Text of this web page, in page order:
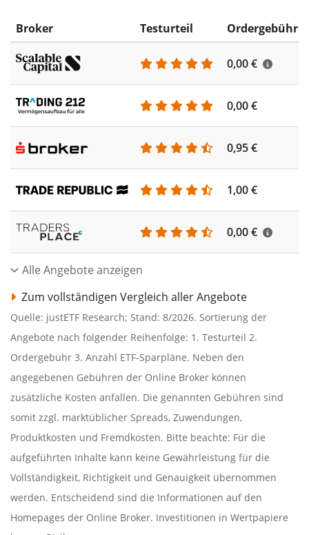
Broker Testurteil Ordergebühr
0,00 €
0,00 €
0,95 €
1,00 €
0,00 €
Alle Angebote anzeigen
Zum vollständigen Vergleich aller Angebote
Quelle: justETF Research; Stand: 8/2026. Sortierung der
Angebote nach folgender Reihenfolge: 1. Testurteil 2.
Ordergebühr 3. Anzahl ETF-Sparpläne. Neben den
angegebenen Gebühren der Online Broker können
zusätzliche Kosten anfallen. Die genannten Gebühren sind
somit zzgl. marktüblicher Spreads, Zuwendungen,
Produktkosten und Fremdkosten. Bitte beachte: Für die
aufgeführten Inhalte kann keine Gewährleistung für die
Vollständigkeit, Richtigkeit und Genauigkeit übernommen
werden. Entscheidend sind die Informationen auf den
Homepages der Online Broker. Investitionen in Wertpapiere